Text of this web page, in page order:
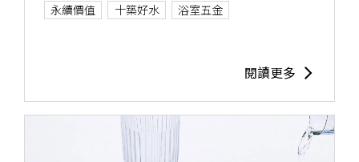
永續價值
十築好水​ 浴室五金
閱讀更多